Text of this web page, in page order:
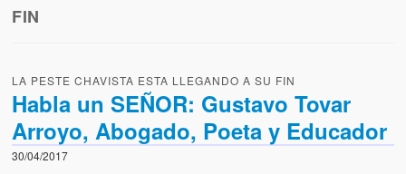
Home
Todos Unidos por Venezuela te da la bienvenida a éste nuestro
Blog. (Todos Unidos por Venezuela welcomes you to our Blog)
Acerca de este blog (About this Blog)
FIN
LA PESTE CHAVISTA ESTA LLEGANDO A SU FIN
Habla un SEÑOR: Gustavo Tovar
Arroyo, Abogado, Poeta y Educador
30/04/2017